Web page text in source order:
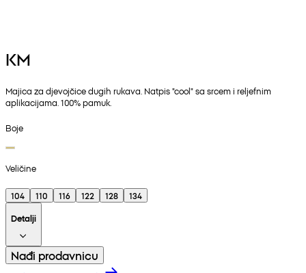
KM
Majica za djevojčice dugih rukava. Natpis "cool" sa srcem i reljefnim
aplikacijama. 100% pamuk.
Boje
Veličine
104 110 116 122 128
134
Detalji
Nađi prodavnicu